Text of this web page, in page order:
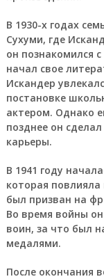
В 1930-х годах
Сухуми, где
он познакомился
начал свое
Искандер
постановке
актером. Однако
позднее он
карьеры.
В 1941 году
которая повлияла
был призван на
Во время войны
воин, за что был
медалями.
После окончания